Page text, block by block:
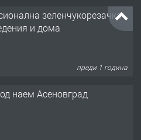
зеленчукорезачка
и дома
преди 1 година
наем Асеновград